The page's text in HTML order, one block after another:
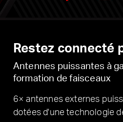
Restez connecté
Antennes puissantes à
formation de faisceaux
6× antennes externes
dotées d'une technologie